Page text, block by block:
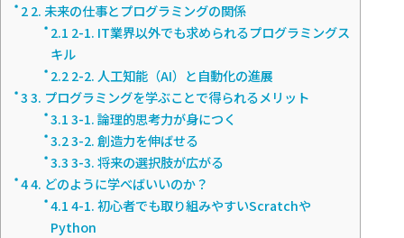
22. 未来の仕事とプログラミングの関係
2.1 2-1. IT業界以外でも求められるプログラミングス
キル
2.22-2. 人工知能（AI）と自動化の進展
33. プログラミングを学ぶことで得られるメリット
3.13-1. 論理的思考力が身につく
3.23-2. 創造力を伸ばせる
3.33-3. 将来の選択肢が広がる
44. どのように学べばいいのか？
4.14-1. 初心者でも取り組みやすいScratchや
Python